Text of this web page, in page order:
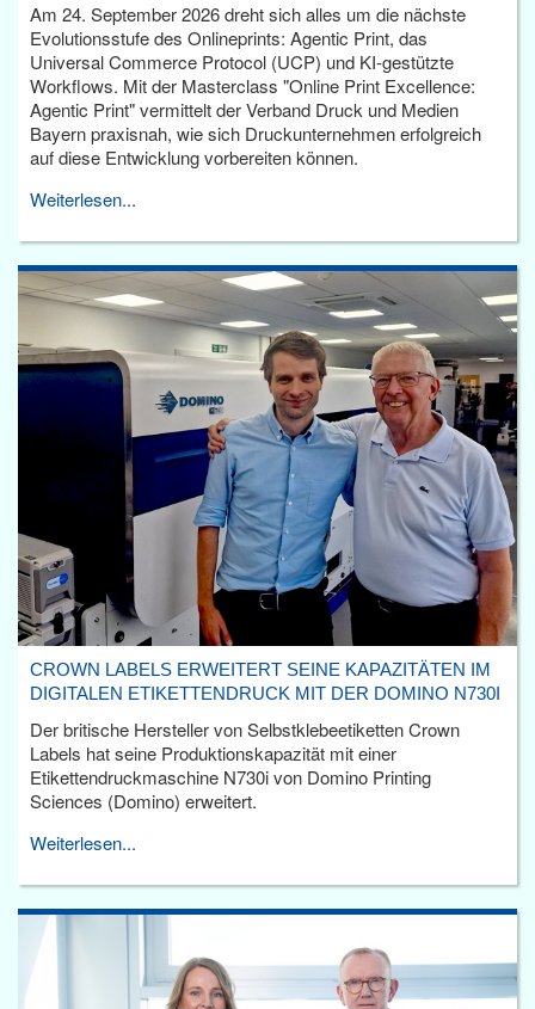
Am 24. September 2026 dreht sich alles um die nächste
Evolutionsstufe des Onlineprints: Agentic Print, das
Universal Commerce Protocol (UCP) und KI-gestützte
Workflows. Mit der Masterclass "Online Print Excellence:
Agentic Print" vermittelt der Verband Druck und Medien
Bayern praxisnah, wie sich Druckunternehmen erfolgreich
auf diese Entwicklung vorbereiten können.
Weiterlesen...
CROWN LABELS ERWEITERT SEINE KAPAZITÄTEN IM
DIGITALEN ETIKETTENDRUCK MIT DER DOMINO N730I
Der britische Hersteller von Selbstklebeetiketten Crown
Labels hat seine Produktionskapazität mit einer
Etikettendruckmaschine N730i von Domino Printing
Sciences (Domino) erweitert.
Weiterlesen...